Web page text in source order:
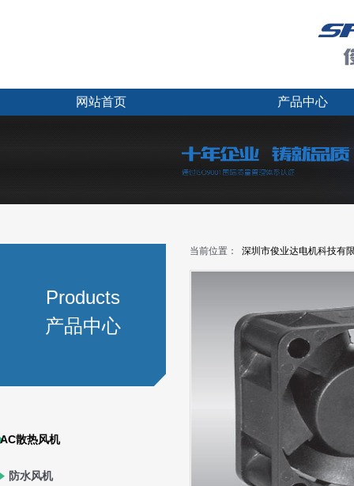
网站首页 产品中心
Products
产品中心
AC散热风机
防水风机
当前位置： 深圳市俊业达电机科技有